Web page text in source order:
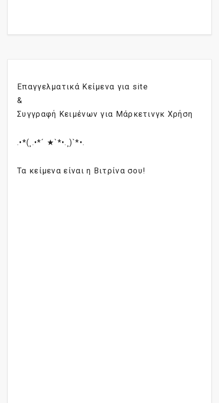
Επαγγελματικά Κείμενα για site
&
Συγγραφή Κειμένων για Μάρκετινγκ Χρήση
.•*(¸.•*´ ★`*•.¸)`*•.
Τα κείμενα είναι η Βιτρίνα σου!